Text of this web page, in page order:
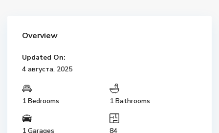
Overview
Updated On:
4 августа, 2025
1 Bedrooms 1 Bathrooms
1 Garages 84